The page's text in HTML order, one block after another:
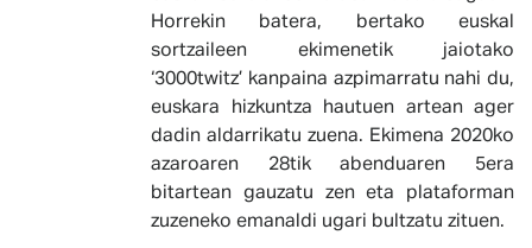
Horrekin batera, bertako euskal
sortzaileen ekimenetik jaiotako
‘3000twitz’ kanpaina azpimarratu nahi du,
euskara hizkuntza hautuen artean ager
dadin aldarrikatu zuena. Ekimena 2020ko
azaroaren 28tik abenduaren 5era
bitartean gauzatu zen eta plataforman
zuzeneko emanaldi ugari bultzatu zituen.